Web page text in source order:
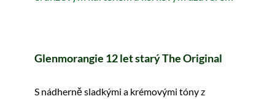
Glenmorangie 12 let starý The Original
S nádherně sladkými a krémovými tóny z